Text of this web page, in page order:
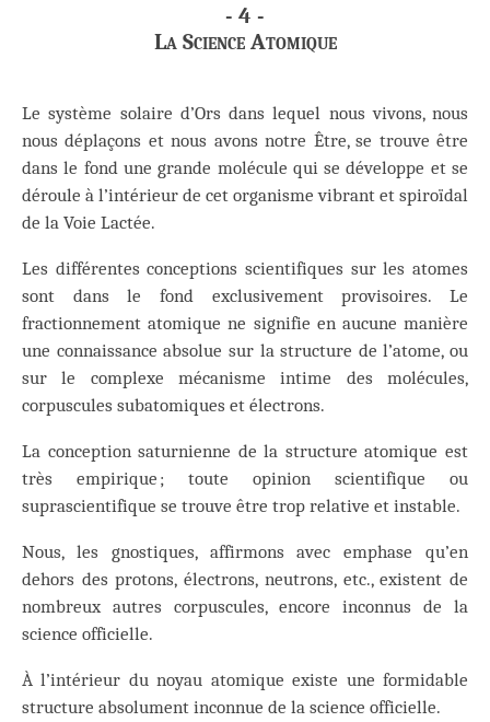
- 4 -
La Science Atomique
Le système solaire d’Ors dans lequel nous vivons, nous
nous déplaçons et nous avons notre Être, se trouve être
dans le fond une grande molécule qui se développe et se
déroule à l’intérieur de cet organisme vibrant et spiroïdal
de la Voie Lactée.
Les différentes conceptions scientifiques sur les atomes
sont dans le fond exclusivement provisoires. Le
fractionnement atomique ne signifie en aucune manière
une connaissance absolue sur la structure de l’atome, ou
sur le complexe mécanisme intime des molécules,
corpuscules subatomiques et électrons.
La conception saturnienne de la structure atomique est
très empirique ; toute opinion scientifique ou
suprascientifique se trouve être trop relative et instable.
Nous, les gnostiques, affirmons avec emphase qu’en
dehors des protons, électrons, neutrons, etc., existent de
nombreux autres corpuscules, encore inconnus de la
science officielle.
À l’intérieur du noyau atomique existe une formidable
structure absolument inconnue de la science officielle.